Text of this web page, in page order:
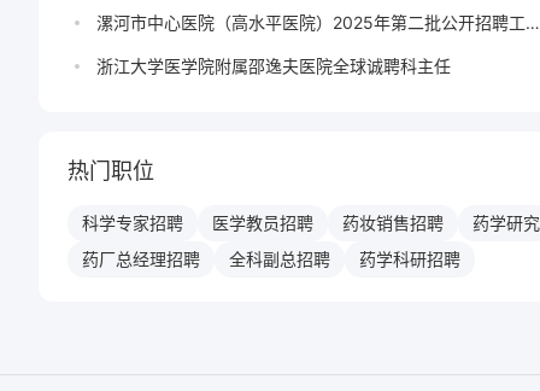
漯河市中心医院（高水平医院）2025年第二批公开招聘工
浙江大学医学院附属邵逸夫医院全球诚聘科主任
热门职位
科学专家招聘 医学教员招聘 药妆销售招聘
药学研究
药厂总经理招聘 全科副总招聘 药学科研招聘